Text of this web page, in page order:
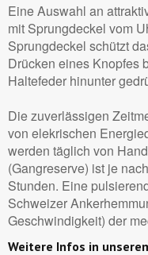
Eine Auswahl an
mit Sprungdeckel vom
Sprungdeckel schützt
Drücken eines Knopfes
Haltefeder hinunter
Die zuverlässigen
von elekrischen
werden täglich von
(Gangreserve) ist je
Stunden. Eine
Schweizer
Geschwindigkeit) der
Weitere Infos in